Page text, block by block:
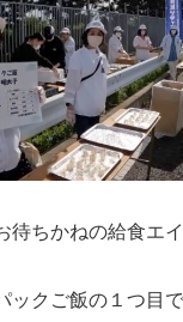
待ちかねの給食エイ
ックご飯の１つ目